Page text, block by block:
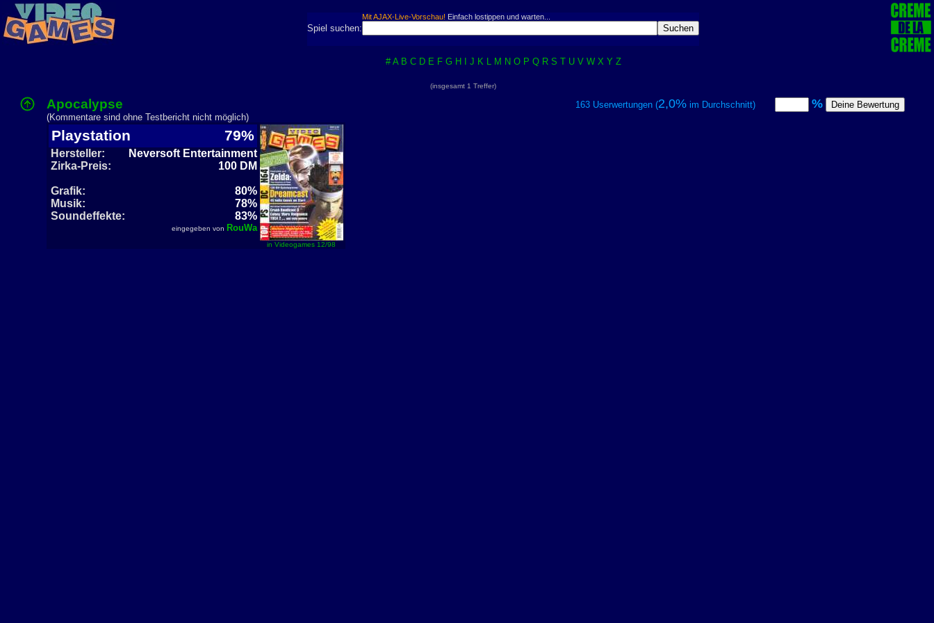
Mit AJAX-Live-Vorschau! Einfach lostippen und warten...
Spiel suchen:
# A B C D E F G H J K L M N O P Q R S T U V W X Y Z
(insgesamt 1 Treffer)
Apocalypse 163 Userwertungen (2,0%im Durchschnitt) %
(Kommentare sind ohne Testbericht nicht möglich)
Playstation 79%
Hersteller:
Neversoft Entertainment
Zirka-Preis:
100 DM
Grafik:
80%
Musik:
78%
Soundeffekte:
83%
eingegeben von RouWa
in Videogames 12/98